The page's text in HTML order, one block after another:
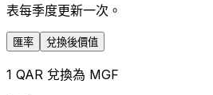
表每季度更新一次。
匯率 兌換後價值
1 QAR 兌換為 MGF